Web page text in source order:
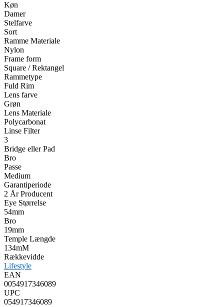
Køn
Damer
Stelfarve
Sort
Ramme Materiale
Nylon
Frame form
Square / Rektangel
Rammetype
Fuld Rim
Lens farve
Grøn
Lens Materiale
Polycarbonat
Linse Filter
3
Bridge eller Pad
Bro
Passe
Medium
Garantiperiode
2 År Producent
Eye Størrelse
54mm
Bro
19mm
Temple Længde
134mM
Rækkevidde
Lifestyle
EAN
0054917346089
UPC
054917346089